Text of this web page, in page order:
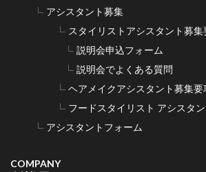
アシスタント募集
スタイリストアシスタント募集
説明会申込フォーム
説明会でよくある質問
ヘアメイクアシスタント募集要
フードスタイリスト アシスタ
アシスタントフォーム
COMPANY